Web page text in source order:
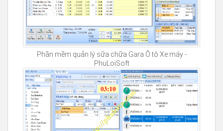
Phần mềm quản lý sữa chữa Gara Ô tô Xe máy -
PhuLoiSoft